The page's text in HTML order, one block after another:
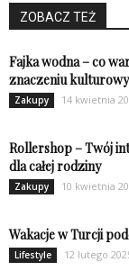
ZOBACZ TEŻ
Fajka wodna – co
znaczeniu
Zakupy 14 kwietnia
Rollershop – Twój
dla całej rodziny
Zakupy 10 kwietnia
Wakacje w Turcji
Lifestyle 12 lutego